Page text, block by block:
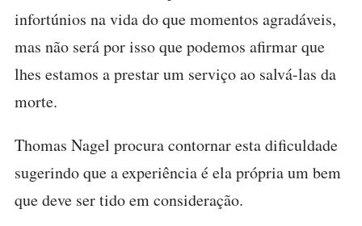
infortúnios na vida do que momentos agradáveis,
mas não será por isso que podemos afirmar que
lhes estamos a prestar um serviço ao salvá-las da
morte.
Thomas Nagel procura contornar esta dificuldade
sugerindo que a experiência é ela própria um bem
que deve ser tido em consideração.